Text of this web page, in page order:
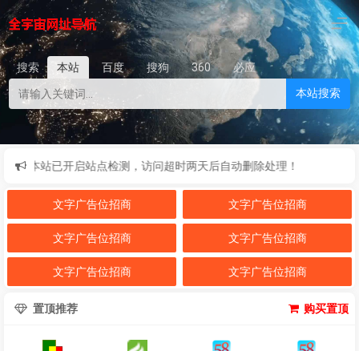
搜索 本站 百度 搜狗 360
必应
本站搜索
站已开启站点检测，访问超时两天后自动删除处理！
文字广告位招商 文字广告位招商
文字广告位招商 文字广告位招商
文字广告位招商 文字广告位招商
置顶推荐 购买置顶